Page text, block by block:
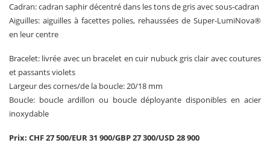
Cadran: cadran saphir décentré dans les tons de gris avec sous-cadran
Aiguilles: aiguilles à facettes polies, rehaussées de Super-LumiNova®
en leur centre
Bracelet: livrée avec un bracelet en cuir nubuck gris clair avec coutures
et passants violets
Largeur des cornes/de la boucle: 20/18 mm
Boucle: boucle ardillon ou boucle déployante disponibles en acier
inoxydable
Prix: CHF 27 500/EUR 31 900/GBP 27 300/USD 28 900